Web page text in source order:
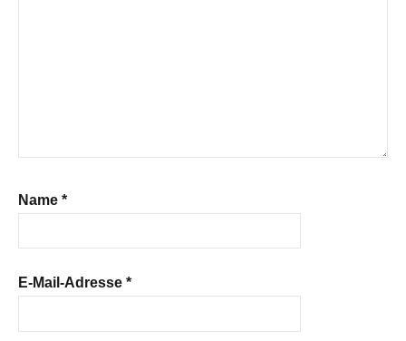
Name *
E-Mail-Adresse *